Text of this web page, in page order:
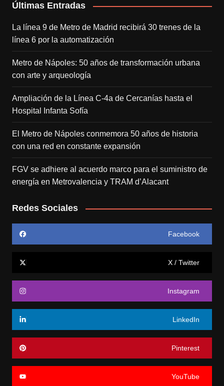
Últimas Entradas
La línea 9 de Metro de Madrid recibirá 30 trenes de la
línea 6 por la automatización
Metro de Nápoles: 50 años de transformación urbana
con arte y arqueología
Ampliación de la Línea C-4a de Cercanías hasta el
Hospital Infanta Sofía
El Metro de Nápoles conmemora 50 años de historia
con una red en constante expansión
FGV se adhiere al acuerdo marco para el suministro de
energía en Metrovalencia y TRAM d’Alacant
Redes Sociales
Facebook
X / Twitter
Instagram
LinkedIn
Pinterest
YouTube